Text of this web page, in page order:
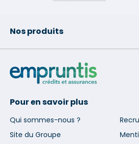
Nos produits
Pour en savoir plus
Qui sommes-nous ?
Site du Groupe